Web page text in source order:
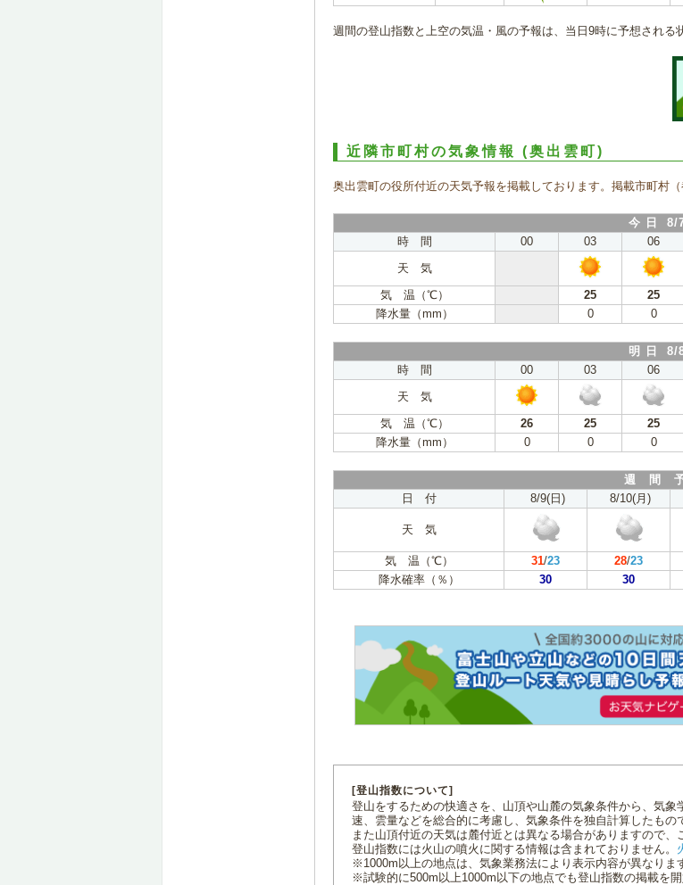
週間の登山指数と上空の気温・風の予報は、当日9時に予想される
近隣市町村の気象情報 (奥出雲町)
奥出雲町の役所付近の天気予報を掲載しております。掲載市町村
今 日 8/
時 間
00 03 06
天 気
気 温（℃）
25 25
降水量（mm）
0 0
明 日 8/
時 間
00 03 06
天 気
気 温（℃）
26 25 25
降水量（mm）
0 0 0
週 間
日 付
8/9(日) 8/10(月)
天 気
気 温（℃） 31/23 28/23
降水確率（％）
30 30
[登山指数について]
登山をするための快適さを、山頂や山麓の気象条件から、気
速、雲量などを総合的に考慮し、気象条件を独自計算したもの
また山頂付近の天気は麓付近とは異なる場合がありますので、
登山指数には火山の噴火に関する情報は含まれておりません。
※1000m以上の地点は、気象業務法により表示内容が異なりま
※試験的に500m以上1000m以下の地点でも登山指数の掲載を開